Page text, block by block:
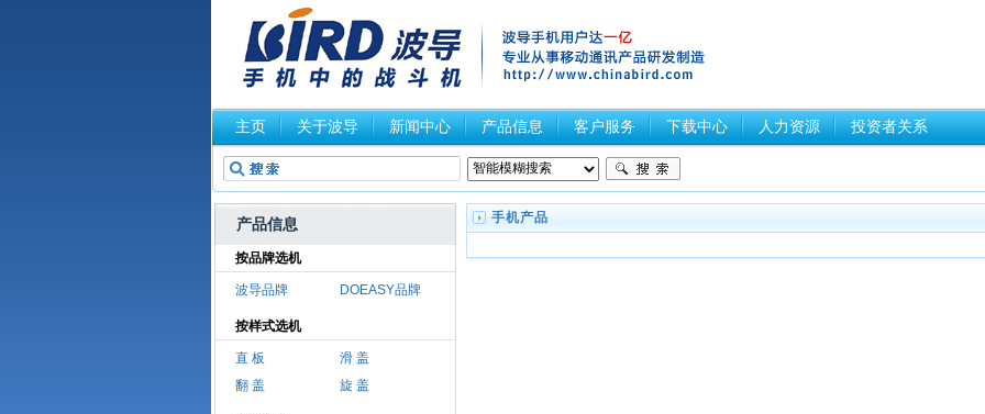
主页 关于波导 新闻中心 产品信息 客户服务 下载中心 人力资源 投资者关系
产品信息
按品牌选机
波导品牌 DOEASY品牌
按样式选机
直 板
滑 盖
翻 盖
旋 盖
手机产品